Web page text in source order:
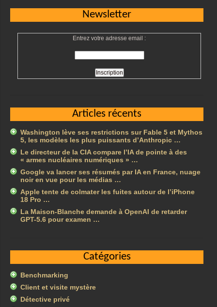
Newsletter
Entrez votre adresse email :
Articles récents
Washington lève ses restrictions sur Fable 5 et Mythos
5, les modèles les plus puissants d’Anthropic …
Le directeur de la CIA compare l’IA de pointe à des
« armes nucléaires numériques » …
Google va lancer ses résumés par IA en France, nuage
noir en vue pour les médias …
Apple tente de colmater les fuites autour de l’iPhone
18 Pro …
La Maison-Blanche demande à OpenAI de retarder
GPT-5.6 pour examen …
Catégories
Benchmarking
Client et visite mystère
Détective privé